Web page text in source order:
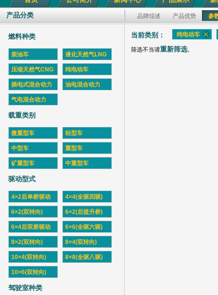
产品分类 品牌综述 产品优势 参
燃料种类
柴油车 液化天然气LNG
压缩天然气CNG 纯电动车
插电式混合动力 油电混合动力
气电混合动力
载重类别
微重型车 轻型车
中型车 重型车
矿重型车 中重型车
驱动型式
4×2后单桥驱动 4×4(全驱四驱)
6×2(双转向) 6×2(后提升桥)
6×4后双桥驱动 6×6(全驱六驱)
8×2(双转向) 8×4(双转向)
10×4(双转向) 8×8(全驱八驱)
10×6(双转向)
驾驶室种类
当前类别： 纯电动车
筛选不当请重新筛选。